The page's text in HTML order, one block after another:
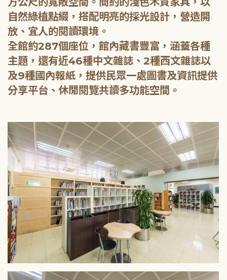
自然綠植點綴，搭配明亮的採光設計，營造開
放、宜人的閱讀環境。
全館約287個座位，館內藏書豐富，涵蓋各種
主題，還有近46種中文雜誌、2種西文雜誌以
及9種國內報紙，提供民眾一處圖書及資訊提供